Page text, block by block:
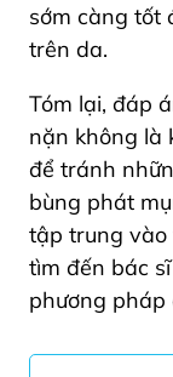
sớm càng tốt
trên da.
Tóm lại, đáp
nặn không là
để tránh
bùng phát
tập trung vào
tìm đến bác
phương pháp